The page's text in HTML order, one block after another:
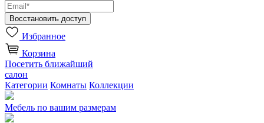
Избранное
Корзина
Посетить ближайший
салон
Категории Комнаты Коллекции
Мебель по вашим размерам